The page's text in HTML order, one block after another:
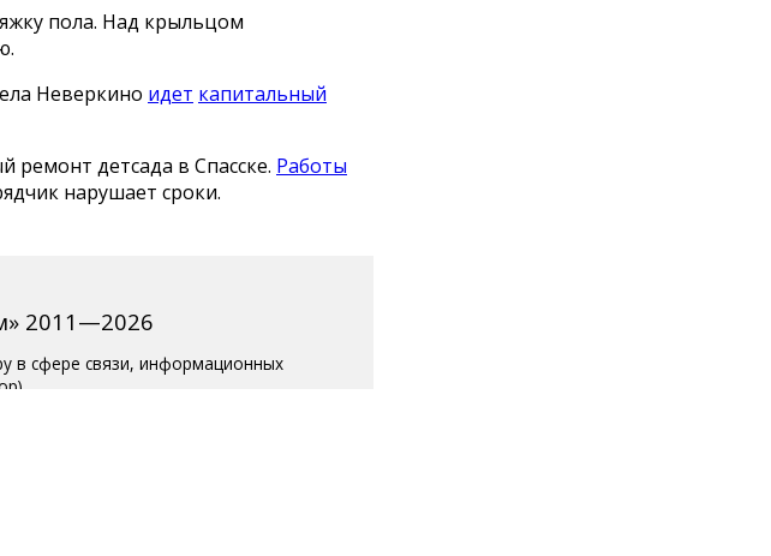
пола. Над крыльцом
Неверкино идет капитальный
ремонт детсада в Спасске. Работы
нарушает сроки.
2011—2026
в сфере связи, информационных